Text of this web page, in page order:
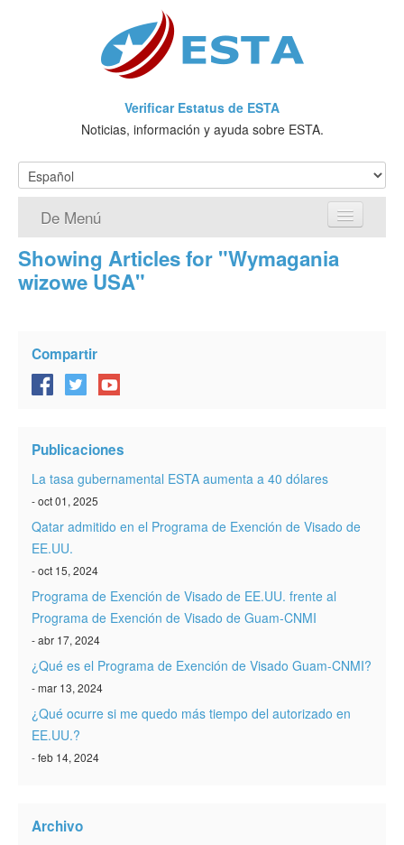
Verificar Estatus de ESTA
Noticias, información y ayuda sobre ESTA.
De Menú
Página de inicio
VWP
ESTA Información
Contacto
Showing Articles for "Wymagania
wizowe USA"
Compartir
Publicaciones
La tasa gubernamental ESTA aumenta a 40 dólares
- oct 01, 2025
Qatar admitido en el Programa de Exención de Visado de
EE.UU.
- oct 15, 2024
Programa de Exención de Visado de EE.UU. frente al
Programa de Exención de Visado de Guam-CNMI
- abr 17, 2024
¿Qué es el Programa de Exención de Visado Guam-CNMI?
- mar 13, 2024
¿Qué ocurre si me quedo más tiempo del autorizado en
EE.UU.?
- feb 14, 2024
Archivo